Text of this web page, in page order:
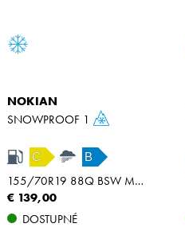
NOKIAN
SNOWPROOF 1
C B
155/70R19 88Q BSW M+S XL
€ 139,00
DOSTUPNÉ